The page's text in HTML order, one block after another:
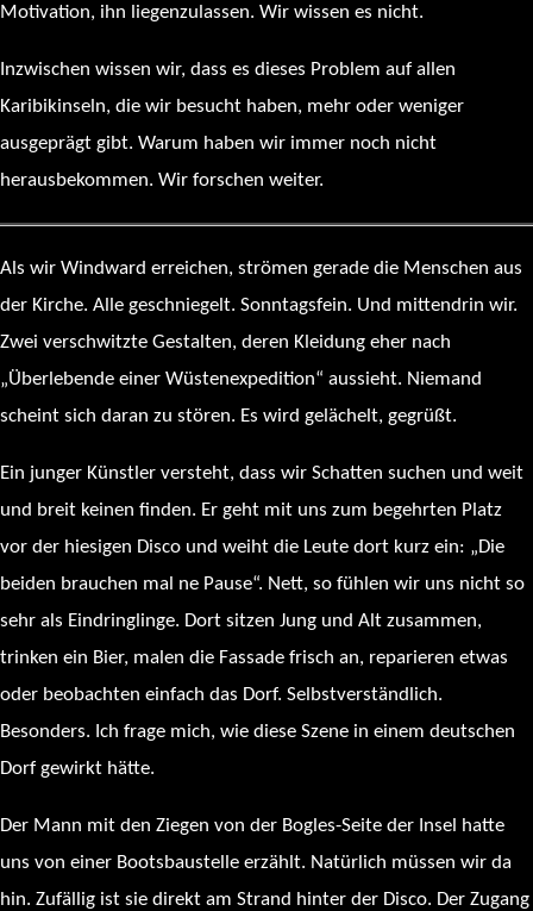
Motivation, ihn liegenzulassen. Wir wissen es nicht.
Inzwischen wissen wir, dass es dieses Problem auf allen
Karibikinseln, die wir besucht haben, mehr oder weniger
ausgeprägt gibt. Warum haben wir immer noch nicht
herausbekommen. Wir forschen weiter.
Als wir Windward erreichen, strömen gerade die Menschen aus
der Kirche. Alle geschniegelt. Sonntagsfein. Und mittendrin wir.
Zwei verschwitzte Gestalten, deren Kleidung eher nach
„Überlebende einer Wüstenexpedition“ aussieht. Niemand
scheint sich daran zu stören. Es wird gelächelt, gegrüßt.
Ein junger Künstler versteht, dass wir Schatten suchen und weit
und breit keinen finden. Er geht mit uns zum begehrten Platz
vor der hiesigen Disco und weiht die Leute dort kurz ein: „Die
beiden brauchen mal ne Pause“. Nett, so fühlen wir uns nicht so
sehr als Eindringlinge. Dort sitzen Jung und Alt zusammen,
trinken ein Bier, malen die Fassade frisch an, reparieren etwas
oder beobachten einfach das Dorf. Selbstverständlich.
Besonders. Ich frage mich, wie diese Szene in einem deutschen
Dorf gewirkt hätte.
Der Mann mit den Ziegen von der Bogles-Seite der Insel hatte
uns von einer Bootsbaustelle erzählt. Natürlich müssen wir da
hin. Zufällig ist sie direkt am Strand hinter der Disco. Der Zugang